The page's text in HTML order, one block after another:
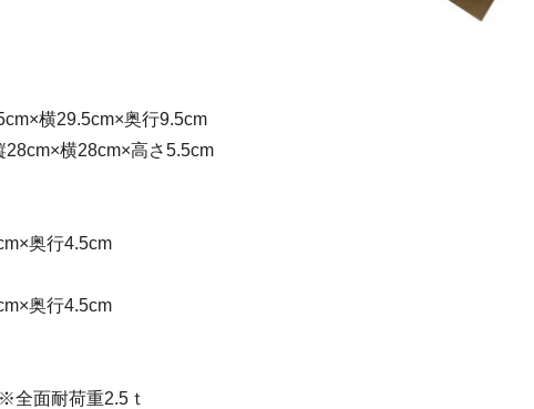
横29.5cm×奥行9.5cm
28cm×横28cm×高さ5.5cm
奥行4.5cm
奥行4.5cm
面耐荷重2.5ｔ